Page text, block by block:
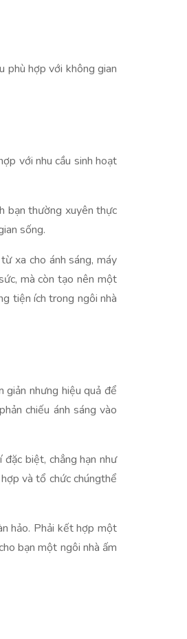
phù hợp với không gian
với nhu cầu sinh hoạt
bạn thường xuyên thực
sống.
xa cho ánh sáng, máy
mà còn tạo nên một
tiện ích trong ngôi nhà
nhưng hiệu quả để
chiếu ánh sáng vào
biệt, chẳng hạn như
và tổ chức chúngthể
hảo. Phải kết hợp một
bạn một ngôi nhà ấm